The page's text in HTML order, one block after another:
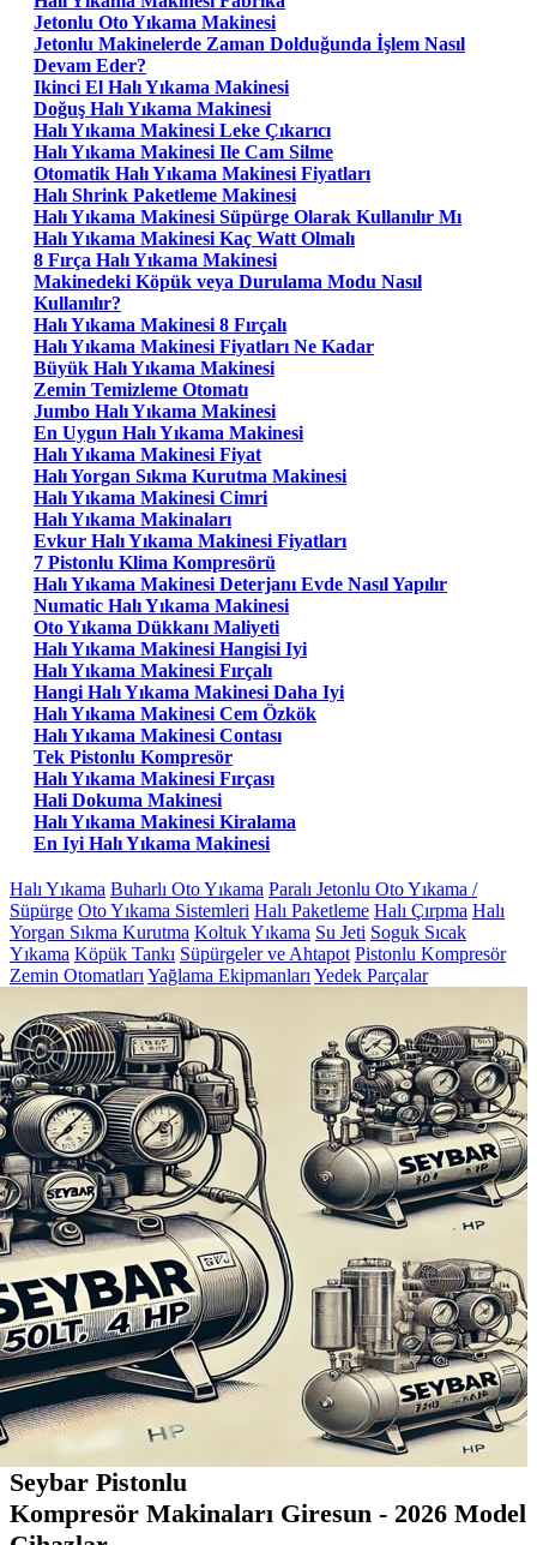
Jetonlu Oto Yıkama Makinesi
Jetonlu Makinelerde Zaman Dolduğunda İşlem Nasıl
Devam Eder?
Ikinci El Halı Yıkama Makinesi
Doğuş Halı Yıkama Makinesi
Halı Yıkama Makinesi Leke Çıkarıcı
Halı Yıkama Makinesi Ile Cam Silme
Otomatik Halı Yıkama Makinesi Fiyatları
Halı Shrink Paketleme Makinesi
Halı Yıkama Makinesi Süpürge Olarak Kullanılır Mı
Halı Yıkama Makinesi Kaç Watt Olmalı
8 Fırça Halı Yıkama Makinesi
Makinedeki Köpük veya Durulama Modu Nasıl
Kullanılır?
Halı Yıkama Makinesi 8 Fırçalı
Halı Yıkama Makinesi Fiyatları Ne Kadar
Büyük Halı Yıkama Makinesi
Zemin Temizleme Otomatı
Jumbo Halı Yıkama Makinesi
En Uygun Halı Yıkama Makinesi
Halı Yıkama Makinesi Fiyat
Halı Yorgan Sıkma Kurutma Makinesi
Halı Yıkama Makinesi Cimri
Halı Yıkama Makinaları
Evkur Halı Yıkama Makinesi Fiyatları
7 Pistonlu Klima Kompresörü
Halı Yıkama Makinesi Deterjanı Evde Nasıl Yapılır
Numatic Halı Yıkama Makinesi
Oto Yıkama Dükkanı Maliyeti
Halı Yıkama Makinesi Hangisi Iyi
Halı Yıkama Makinesi Fırçalı
Hangi Halı Yıkama Makinesi Daha Iyi
Halı Yıkama Makinesi Cem Özkök
Halı Yıkama Makinesi Contası
Tek Pistonlu Kompresör
Halı Yıkama Makinesi Fırçası
Hali Dokuma Makinesi
Halı Yıkama Makinesi Kiralama
En Iyi Halı Yıkama Makinesi
Halı Yıkama Buharlı Oto Yıkama Paralı Jetonlu Oto Yıkama /
Süpürge Oto Yıkama Sistemleri Halı Paketleme Halı Çırpma Halı
Yorgan Sıkma Kurutma Koltuk Yıkama Su Jeti Soguk Sıcak
Yıkama Köpük Tankı Süpürgeler ve Ahtapot Pistonlu Kompresör
Zemin Otomatları Yağlama Ekipmanları Yedek Parçalar
Seybar Pistonlu
Kompresör Makinaları Giresun - 2026 Model